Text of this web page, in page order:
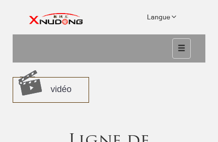
Langue
vidéo